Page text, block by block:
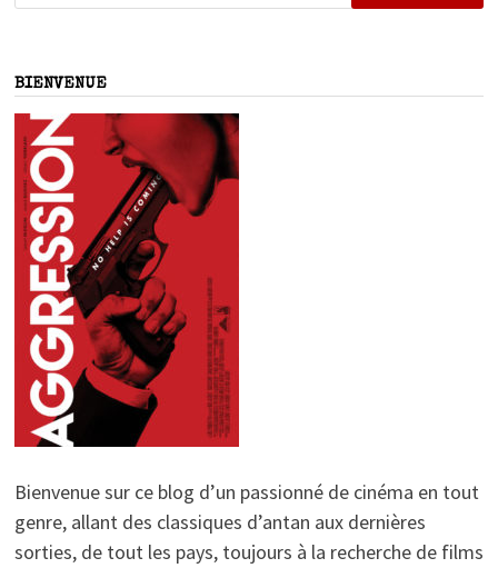
BIENVENUE
Bienvenue sur ce blog d’un passionné de cinéma en tout
genre, allant des classiques d’antan aux dernières
sorties, de tout les pays, toujours à la recherche de films